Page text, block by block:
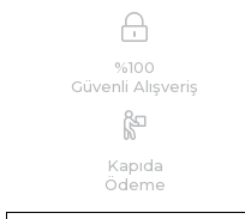
%100
Güvenli Alışveriş
Kapıda
Ödeme